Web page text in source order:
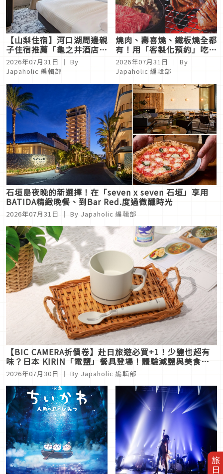
【山梨住宿】河口湖周邊親
子住宿推薦「龜之井酒店
富士」開箱！富士山景客
房、溫泉與三溫暖一次體驗
2026年07月31日
｜ By
Japaholic 編輯部
燒肉、壽喜燒、鐵板燒全都
有！用「客製化預約」吃遍
Gurunavi 推薦日本和牛餐
廳
2026年07月31日
｜ By
Japaholic 編輯部
石垣島夜晚的新選擇！在「seven x seven 石垣」享用
BATIDA精緻晚餐、到Bar Red.度過微醺時光
2026年07月31日 ｜ By Japaholic 編輯部
【BIC CAMERA折價卷】赴日旅遊必買+1！少鹽也超有
味？日本 KIRIN「電鹽」餐具登場！體驗減鹽與美食的
秘密新科技
2026年07月30日 ｜ By Japaholic 編輯部